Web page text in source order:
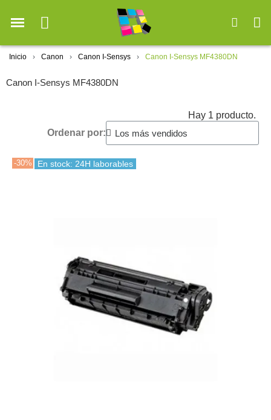
Inicio Canon Canon I-Sensys Canon I-Sensys MF4380DN
Canon I-Sensys MF4380DN
Hay 1 producto.
Ordenar por:
-30% En stock: 24H laborables